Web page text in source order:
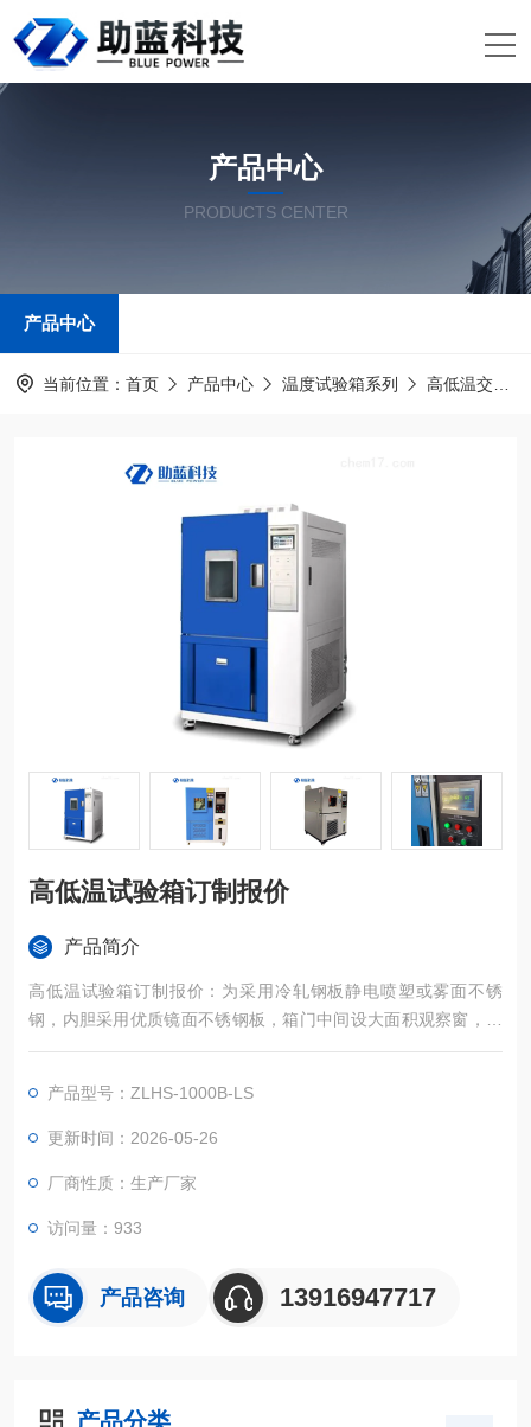
产品中心
PRODUCTS CENTER
产品中心
当前位置： 首页 产品中心 温度试验箱系列 高低温交变湿热试验箱
高低温试验箱订制报价
产品简介
高低温试验箱订制报价：为采用冷轧钢板静电喷塑或雾面不锈
钢，内胆采用优质镜面不锈钢板，箱门中间设大面积观察窗，并
配有观察灯，使用户可以清晰地看到试样的试验情况。外型整体
产品型号：ZLHS-1000B-LS
更新时间：2026-05-26
厂商性质：生产厂家
访问量：933
产品咨询 13916947717
产品分类